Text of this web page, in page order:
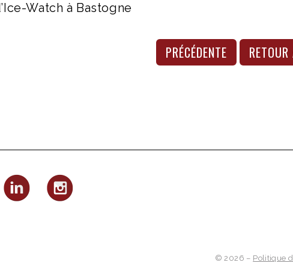
Watch à Bastogne
PRÉCÉDENTE
© 2026 – Politique